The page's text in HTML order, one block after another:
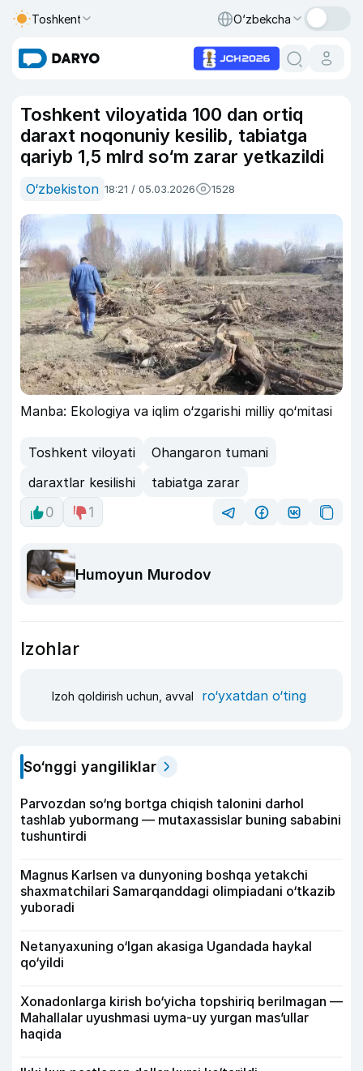
Toshkent O‘zbekcha
Toshkent viloyatida 100 dan ortiq
daraxt noqonuniy kesilib, tabiatga
qariyb 1,5 mlrd so‘m zarar yetkazildi
O‘zbekiston 18:21 / 05.03.2026 1528
Manba: Ekologiya va iqlim o‘zgarishi milliy qo‘mitasi
Toshkent viloyati
Ohangaron tumani
daraxtlar kesilishi
tabiatga zarar
0
1
Humoyun Murodov
Izohlar
Izoh qoldirish uchun, avval ro‘yxatdan o‘ting
So‘nggi yangiliklar
Parvozdan so‘ng bortga chiqish talonini darhol
tashlab yubormang — mutaxassislar buning sababini
tushuntirdi
Magnus Karlsen va dunyoning boshqa yetakchi
shaxmatchilari Samarqanddagi olimpiadani o‘tkazib
yuboradi
Netanyaxuning o‘lgan akasiga Ugandada haykal
qo‘yildi
Xonadonlarga kirish bo‘yicha topshiriq berilmagan —
Mahallalar uyushmasi uyma-uy yurgan mas’ullar
haqida